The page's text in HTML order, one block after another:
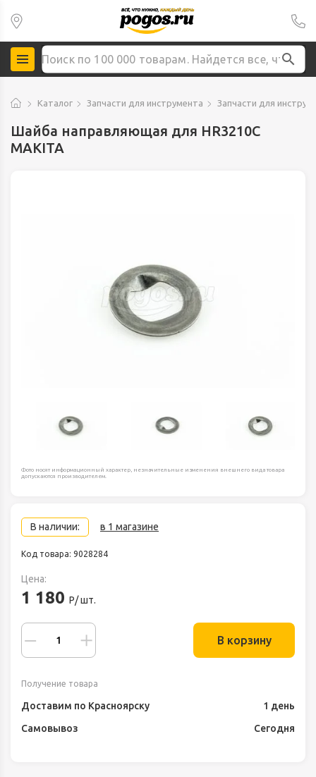
Каталог Запчасти для инструмента Запчасти для
Шайба направляющая для HR3210C
MAKITA
Фото носят информационный характер, незначительные изменения внешнего вида товара
допускаются производителем.
В наличии: в 1 магазине
Код товара: 9028284
Цена:
1 180 Р/ шт.
В корзину
Получение товара
Доставим по Красноярску
1 день
Самовывоз
Сегодня